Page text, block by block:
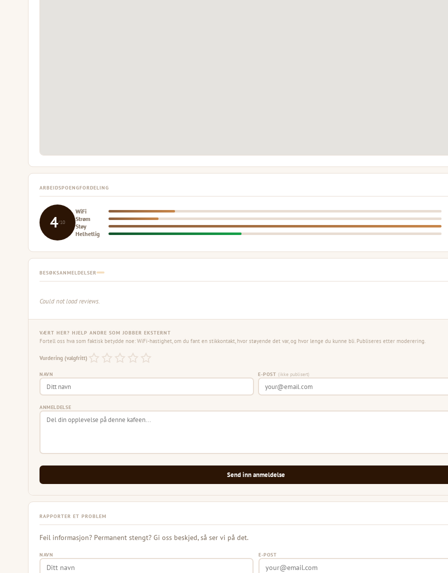
ARBEIDSPOENGFORDELING
4/10
WiFi
Strøm
Støy
Helhetlig
BESØKSANMELDELSER
Could not load reviews.
VÆRT HER? HJELP ANDRE SOM JOBBER EKSTERNT
Fortell oss hva som faktisk betydde noe: WiFi-hastighet, om du fant en stikkontakt, hvor støyende det var, og hvor lenge du kunne bli. Publiseres etter moderering.
Vurdering (valgfritt)
NAVN E-POST(ikke publisert)
ANMELDELSE
Send inn anmeldelse
RAPPORTER ET PROBLEM
Feil informasjon? Permanent stengt? Gi oss beskjed, så ser vi på det.
NAVN E-POST